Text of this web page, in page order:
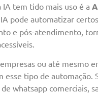
IA tem tido mais uso é a
pode automatizar
e pós-atendimento,
ou até mesmo
esse tipo de automação.
whatsapp comerciais,